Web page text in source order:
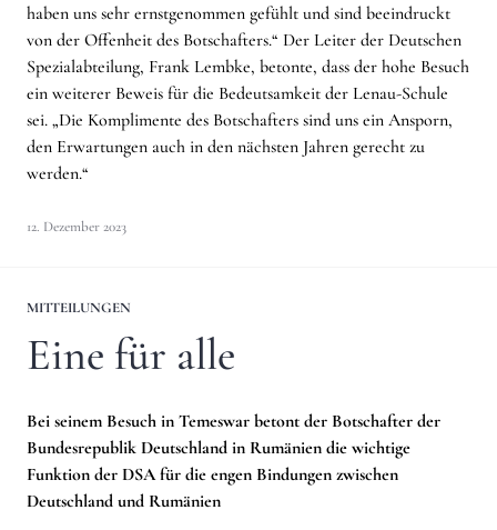
haben uns sehr ernstgenommen gefühlt und sind beeindruckt
von der Offenheit des Botschafters.“ Der Leiter der Deutschen
Spezialabteilung, Frank Lembke, betonte, dass der hohe Besuch
ein weiterer Beweis für die Bedeutsamkeit der Lenau-Schule
sei. „Die Komplimente des Botschafters sind uns ein Ansporn,
den Erwartungen auch in den nächsten Jahren gerecht zu
werden.“
12. Dezember 2023
MITTEILUNGEN
Eine für alle
Bei seinem Besuch in Temeswar betont der Botschafter der
Bundesrepublik Deutschland in Rumänien die wichtige
Funktion der DSA für die engen Bindungen zwischen
Deutschland und Rumänien